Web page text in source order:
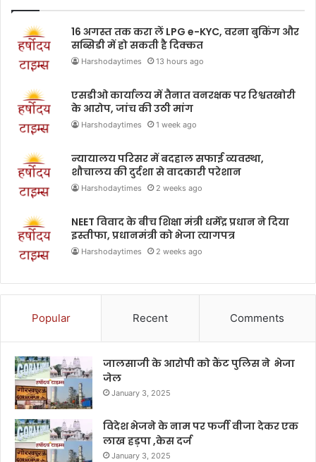
16 अगस्त तक करा लें LPG e-KYC, वरना बुकिंग और
सब्सिडी में हो सकती है दिक्कत
Harshodaytimes 13 hours ago
एसडीओ कार्यालय में तैनात वनरक्षक पर रिश्वतखोरी
के आरोप, जांच की उठी मांग
Harshodaytimes 1 week ago
न्यायालय परिसर में बदहाल सफाई व्यवस्था,
शौचालय की दुर्दशा से वादकारी परेशान
Harshodaytimes 2 weeks ago
NEET विवाद के बीच शिक्षा मंत्री धर्मेंद्र प्रधान ने दिया
इस्तीफा, प्रधानमंत्री को भेजा त्यागपत्र
Harshodaytimes 2 weeks ago
Popular Recent Comments
जालसाजी के आरोपी को कैंट पुलिस ने भेजा
जेल
January 3, 2025
विदेश भेजने के नाम पर फर्जी वीजा देकर एक
लाख हड़पा ,केस दर्ज
January 3, 2025